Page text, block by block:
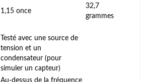
1,15 once
32,7
grammes
Testé avec une source de
tension et un
condensateur (pour
simuler un capteur)
Au-dessus de la fréquence